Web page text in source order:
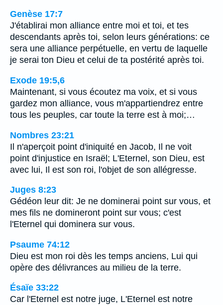
Genèse 17:7
J'établirai mon alliance entre moi et toi, et tes
descendants après toi, selon leurs générations: ce
sera une alliance perpétuelle, en vertu de laquelle
je serai ton Dieu et celui de ta postérité après toi.
Exode 19:5,6
Maintenant, si vous écoutez ma voix, et si vous
gardez mon alliance, vous m'appartiendrez entre
tous les peuples, car toute la terre est à moi;…
Nombres 23:21
Il n'aperçoit point d'iniquité en Jacob, Il ne voit
point d'injustice en Israël; L'Eternel, son Dieu, est
avec lui, Il est son roi, l'objet de son allégresse.
Juges 8:23
Gédéon leur dit: Je ne dominerai point sur vous, et
mes fils ne domineront point sur vous; c'est
l'Eternel qui dominera sur vous.
Psaume 74:12
Dieu est mon roi dès les temps anciens, Lui qui
opère des délivrances au milieu de la terre.
Ésaïe 33:22
Car l'Eternel est notre juge, L'Eternel est notre